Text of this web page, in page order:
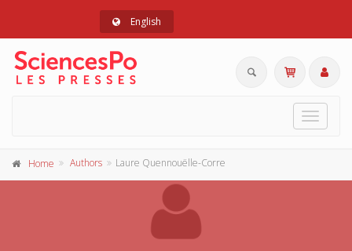
English
Toggle
Home Authors Laure Quennouëlle-Corre